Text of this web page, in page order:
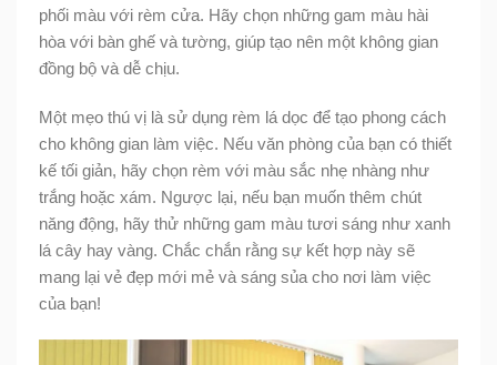
phối màu với rèm cửa. Hãy chọn những gam màu hài
hòa với bàn ghế và tường, giúp tạo nên một không gian
đồng bộ và dễ chịu.
Một mẹo thú vị là sử dụng rèm lá dọc để tạo phong cách
cho không gian làm việc. Nếu văn phòng của bạn có thiết
kế tối giản, hãy chọn rèm với màu sắc nhẹ nhàng như
trắng hoặc xám. Ngược lại, nếu bạn muốn thêm chút
năng động, hãy thử những gam màu tươi sáng như xanh
lá cây hay vàng. Chắc chắn rằng sự kết hợp này sẽ
mang lại vẻ đẹp mới mẻ và sáng sủa cho nơi làm việc
của bạn!